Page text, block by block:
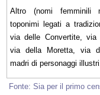
Altro (nomi femminili
toponimi legati a
via delle Convertite, via
via della Moretta, via
madri di personaggi
Fonte: Sia per il primo